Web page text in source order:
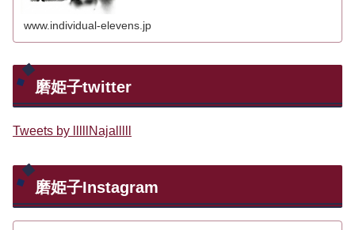
www.individual-elevens.jp
磨姫子twitter
Tweets by lllllNajalllll
磨姫子Instagram